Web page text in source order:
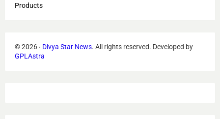
Products
©2026 ‧ Divya Star News. All rights reserved. Developed by
GPLAstra